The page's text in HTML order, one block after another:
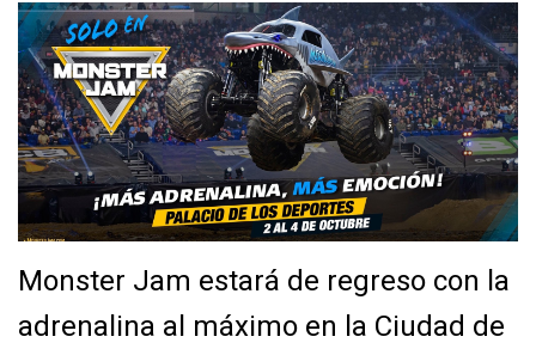
Monster Jam estará de regreso con la
adrenalina al máximo en la Ciudad de